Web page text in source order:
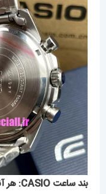
بند ساعت CASIO: هر آنچه که باید بدانید